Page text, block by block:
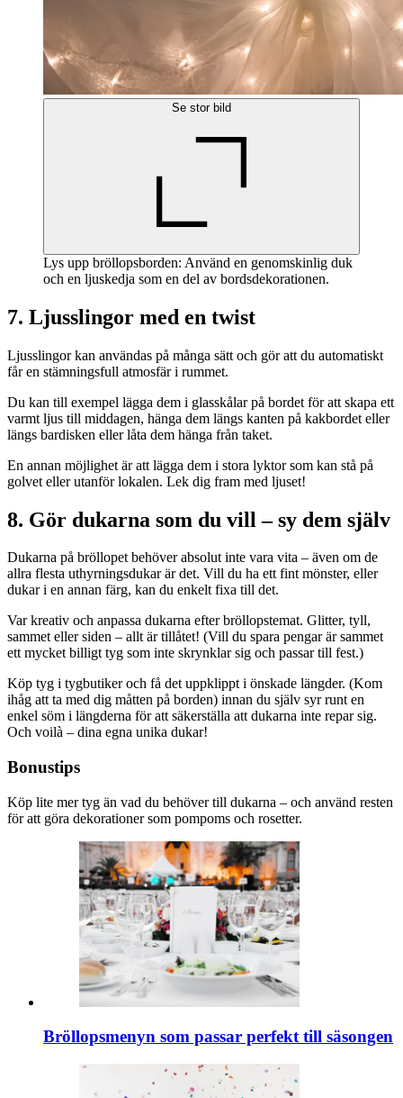
Se stor bild
Lys upp bröllopsborden: Använd en genomskinlig duk
och en ljuskedja som en del av bordsdekorationen.
7. Ljusslingor med en twist
Ljusslingor kan användas på många sätt och gör att du automatiskt
får en stämningsfull atmosfär i rummet.
Du kan till exempel lägga dem i glasskålar på bordet för att skapa ett
varmt ljus till middagen, hänga dem längs kanten på kakbordet eller
längs bardisken eller låta dem hänga från taket.
En annan möjlighet är att lägga dem i stora lyktor som kan stå på
golvet eller utanför lokalen. Lek dig fram med ljuset!
8. Gör dukarna som du vill – sy dem själv
Dukarna på bröllopet behöver absolut inte vara vita – även om de
allra flesta uthyrningsdukar är det. Vill du ha ett fint mönster, eller
dukar i en annan färg, kan du enkelt fixa till det.
Var kreativ och anpassa dukarna efter bröllopstemat. Glitter, tyll,
sammet eller siden – allt är tillåtet! (Vill du spara pengar är sammet
ett mycket billigt tyg som inte skrynklar sig och passar till fest.)
Köp tyg i tygbutiker och få det uppklippt i önskade längder. (Kom
ihåg att ta med dig måtten på borden) innan du själv syr runt en
enkel söm i längderna för att säkerställa att dukarna inte repar sig.
Och voilà – dina egna unika dukar!
Bonustips
Köp lite mer tyg än vad du behöver till dukarna – och använd resten
för att göra dekorationer som pompoms och rosetter.
Bröllopsmenyn som passar perfekt till säsongen